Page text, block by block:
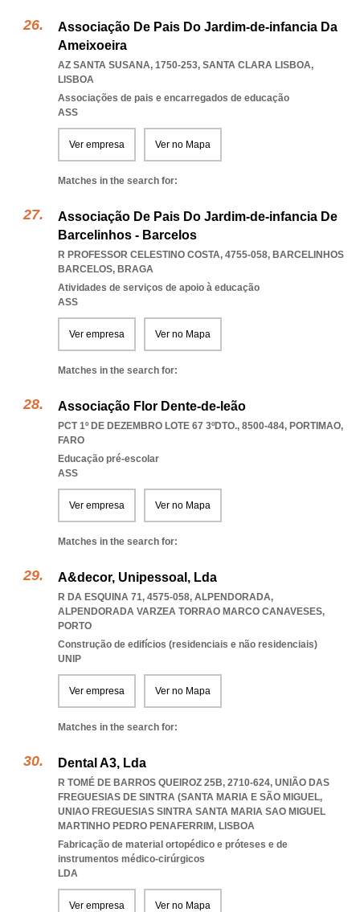
Associação De Pais Do Jardim-de-infancia Da
Ameixoeira
AZ SANTA SUSANA, 1750-253, SANTA CLARA LISBOA,
LISBOA
Associações de pais e encarregados de educação
ASS
Ver empresa Ver no Mapa
Matches in the search for:
Associação De Pais Do Jardim-de-infancia De
Barcelinhos - Barcelos
R PROFESSOR CELESTINO COSTA, 4755-058, BARCELINHOS
BARCELOS, BRAGA
Atividades de serviços de apoio à educação
ASS
Ver empresa Ver no Mapa
Matches in the search for:
Associação Flor Dente-de-leão
PCT 1º DE DEZEMBRO LOTE 67 3ºDTO., 8500-484, PORTIMAO,
FARO
Educação pré-escolar
ASS
Ver empresa Ver no Mapa
Matches in the search for:
A&decor, Unipessoal, Lda
R DA ESQUINA 71, 4575-058, ALPENDORADA,
ALPENDORADA VARZEA TORRAO MARCO CANAVESES,
PORTO
Construção de edifícios (residenciais e não residenciais)
UNIP
Ver empresa Ver no Mapa
Matches in the search for:
Dental A3, Lda
R TOMÉ DE BARROS QUEIROZ 25B, 2710-624, UNIÃO DAS
FREGUESIAS DE SINTRA (SANTA MARIA E SÃO MIGUEL,
UNIAO FREGUESIAS SINTRA SANTA MARIA SAO MIGUEL
MARTINHO PEDRO PENAFERRIM, LISBOA
Fabricação de material ortopédico e próteses e de
instrumentos médico-cirúrgicos
LDA
Ver empresa Ver no Mapa